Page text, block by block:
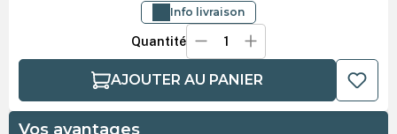
Info livraison
Quantité
AJOUTER AU PANIER
Vos avantages